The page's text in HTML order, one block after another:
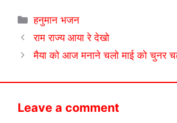
Categories
हनुमान भजन
राम राज्य आया रे देखो
मैया को आज मनाने चलो माई को चुनर
Leave a comment